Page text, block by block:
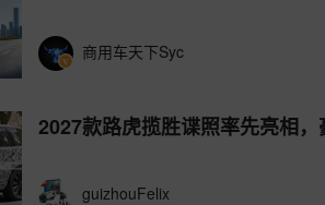
商用车天下Syc
2027款路虎揽胜谍照率先亮相
guizhouFelix